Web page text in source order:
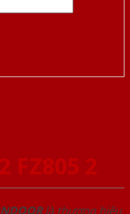
FZ805 2
là thương hiệu